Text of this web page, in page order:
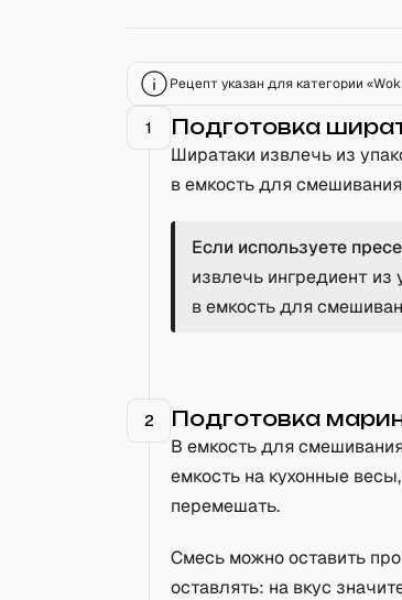
Рецепт указан для категории «Wok
1 Подготовка
Ширатаки извлечь из
в емкость для
Если используете
извлечь ингредиент
в емкость для
2 Подготовка
В емкость для
емкость на кухонные
перемешать.
Смесь можно оставить
оставлять: на вкус